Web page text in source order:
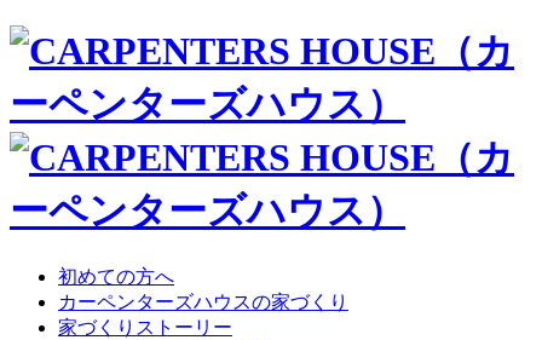
初めての方へ
カーペンターズハウスの家づくり
家づくりストーリー